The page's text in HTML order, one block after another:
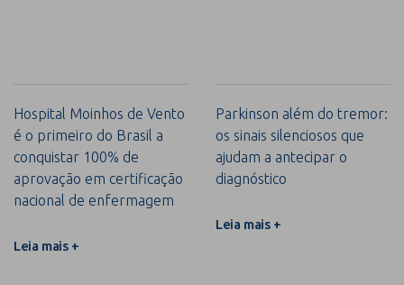
Hospital Moinhos de Vento
é o primeiro do Brasil a
conquistar 100% de
aprovação em certificação
nacional de enfermagem
Leia mais +
Parkinson além do tremor:
os sinais silenciosos que
ajudam a antecipar o
diagnóstico
Leia mais +